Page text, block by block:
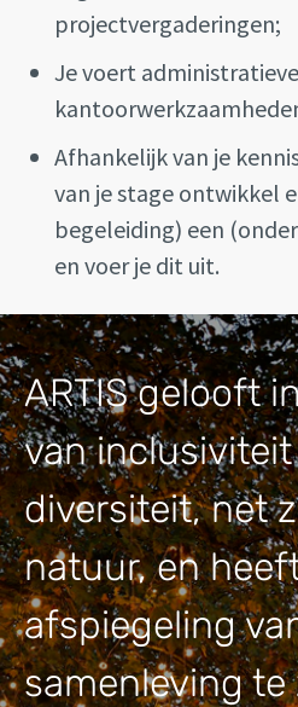
projectvergaderingen;
Je voert administratieve
Afhankelijk van je
van je stage ontwikkel
begeleiding) een
en voer je dit uit.
ARTIS gelooft
van
diversiteit, net
natuur, en
afspiegeling
samenleving te